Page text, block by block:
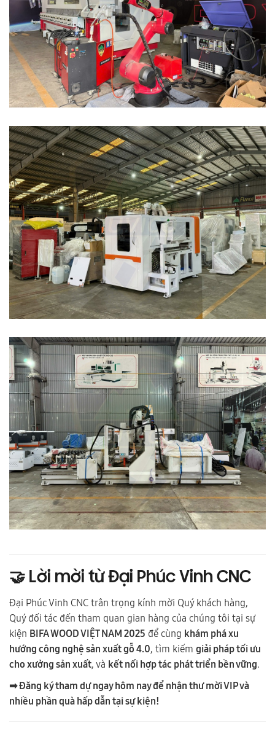
🤝 Lời mời từ Đại Phúc Vinh CNC
Đại Phúc Vinh CNC trân trọng kính mời Quý khách hàng,
Quý đối tác đến tham quan gian hàng của chúng tôi tại sự
kiện BIFA WOOD VIỆT NAM 2025 để cùng khám phá xu
hướng công nghệ sản xuất gỗ 4.0, tìm kiếm giải pháp tối ưu
cho xưởng sản xuất, và kết nối hợp tác phát triển bền vững.
➡ Đăng ký tham dự ngay hôm nay để nhận thư mời VIP và
nhiều phần quà hấp dẫn tại sự kiện!